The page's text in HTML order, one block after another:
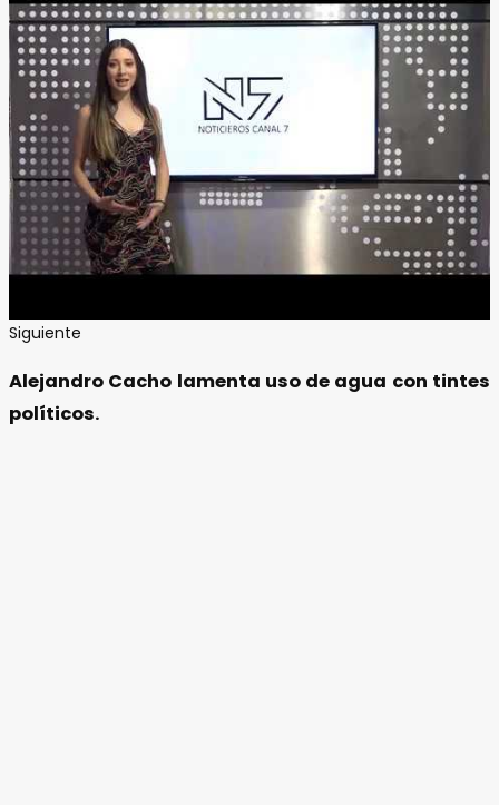
Siguiente
Alejandro Cacho lamenta uso de agua con tintes
políticos.